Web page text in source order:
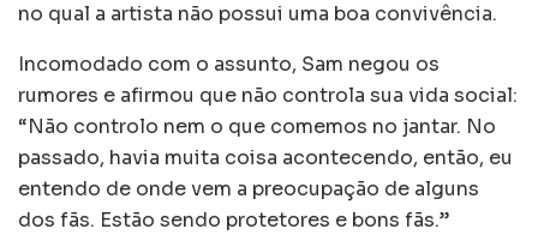
no qual a artista não possui uma boa convivência.
Incomodado com o assunto, Sam negou os
rumores e afirmou que não controla sua vida social:
“Não controlo nem o que comemos no jantar. No
passado, havia muita coisa acontecendo, então, eu
entendo de onde vem a preocupação de alguns
dos fãs. Estão sendo protetores e bons fãs.”